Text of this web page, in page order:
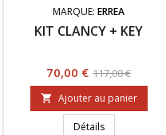
MARQUE: ERREA
KIT CLANCY + KEY
Prix
70,00 € Prix
de
base
117,00 €
 Ajouter au panier
Détails